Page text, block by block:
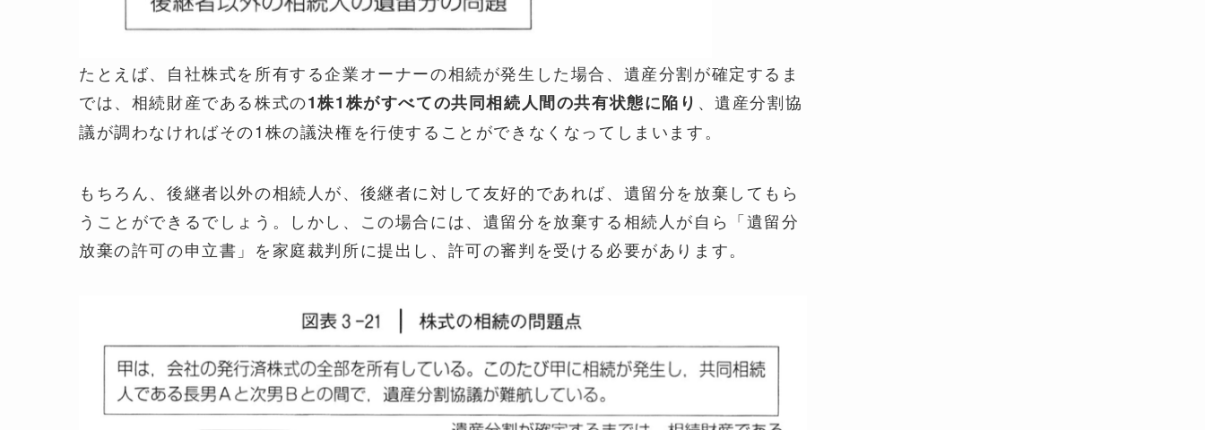
たとえば、自社株式を所有する企業オーナーの相続が発生した場合、遺産分割が確定するま
では、相続財産である株式の1株1株がすべての共同相続人間の共有状態に陥り 、遺産分割協
議が調わなければその1株の議決権を行使することができなくなってしまいます。
もちろん、後継者以外の相続人が、後継者に対して友好的であれば、遺留分を放棄してもら
うことができるでしょう。しかし、この場合には、遺留分を放棄する相続人が自ら「遺留分
放棄の許可の申立書」を家庭裁判所に提出し、許可の審判を受ける必要があります。